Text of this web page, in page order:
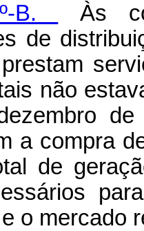
B.
Às
de
não
de
a compra
de
o mercado